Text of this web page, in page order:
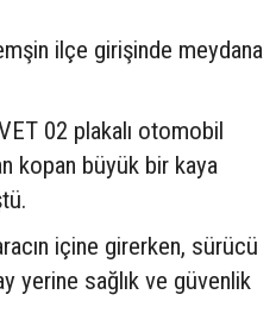
ilçe girişinde meydana
02 plakalı otomobil
kopan büyük bir kaya
içine girerken, sürücü
yerine sağlık ve güvenlik